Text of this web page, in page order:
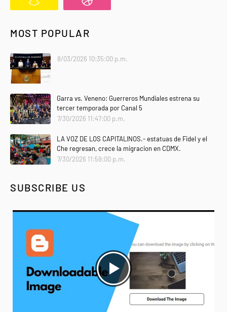
MOST POPULAR
8/03/2026 10:35:00 p.m.
Garra vs. Veneno: Guerreros Mundiales estrena su
tercer temporada por Canal 5
7/30/2026 11:47:00 p.m.
LA VOZ DE LOS CAPITALINOS.- estatuas de Fidel y el
Che regresan, crece la migracion en CDMX.
7/30/2026 11:59:00 p.m.
SUBSCRIBE US